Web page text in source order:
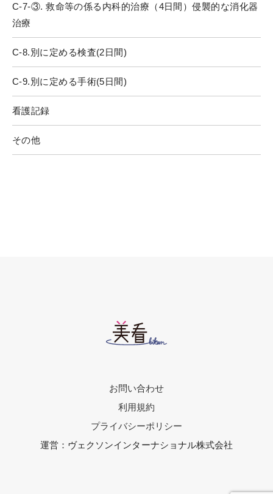
C-7-③. 救命等の係る内科的治療（4日間）侵襲的な消化器
治療
C-8.別に定める検査(2日間)
C-9.別に定める手術(5日間)
看護記録
その他
お問い合わせ
利用規約
プライバシーポリシー
運営：ヴェクソンインターナショナル株式会社